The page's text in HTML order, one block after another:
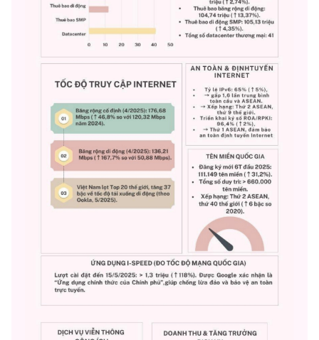
Năng lượng nguyên tử
Nhiệm vụ trọng tâm
Vietnamese English
BỘ KHOA HỌC VÀ CÔNG NGHỆ
MINISTRY OF SCIENCE AND TECHNOLOGY
Điều khoản sử dụng Theo dõi MST: Góp ý
Cơ quan chủ quản: Bộ Khoa học và Công nghệ (MST)
Chịu trách nhiệm nội dung: Nguyễn Thị Hải Hằng
Giám đốc Trung tâm Truyền thông Khoa học và Công nghệ.
stc@mst.gov.vn